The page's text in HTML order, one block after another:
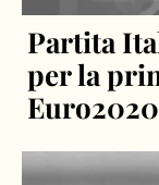
Partita
per la
Euro2020